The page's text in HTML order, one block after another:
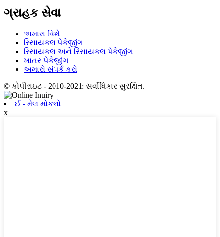
ગ્રાહક સેવા
અમારા વિશે
રિસાયકલ પેકેજીંગ
રિસાયકલ અને રિસાયકલ પેકેજીંગ
ખાતર પેકેજીંગ
અમારો સંપર્ક કરો
© કોપીરાઇટ - 2010-2021: સર્વાધિકાર સુરક્ષિત.
ઈ - મેલ મોકલો
x